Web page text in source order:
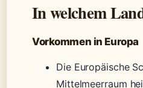
In welchem
Vorkommen in Europa
Die Europäische
Mittelmeerraum